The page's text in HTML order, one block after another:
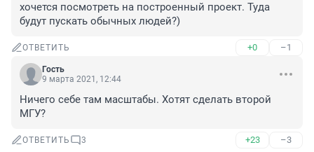
хочется посмотреть на построенный проект. Туда
будут пускать обычных людей?)
ОТВЕТИТЬ +0 –1
Гость
9 марта 2021, 12:44
Ничего себе там масштабы. Хотят сделать второй
МГУ?
ОТВЕТИТЬ 3 +23 –3